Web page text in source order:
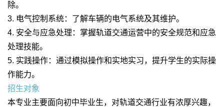
除。
3. 电气控制系统：了解车辆的电气系统及其维护。
4. 安全与应急处理：掌握轨道交通运营中的安全规范和应急
处理技能。
5. 实践操作：通过模拟操作和实地实习，提升学生的实际操
作能力。
招生对象
本专业主要面向初中毕业生，对轨道交通行业有浓厚兴趣，